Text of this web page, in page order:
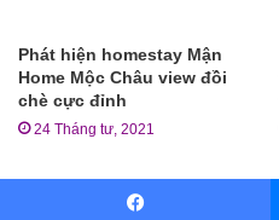
Phát hiện homestay Mận
Home Mộc Châu view đồi
chè cực đỉnh
24 Tháng tư, 2021